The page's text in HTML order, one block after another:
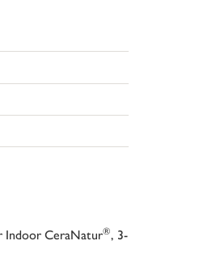
Indoor CeraNatur®, 3-